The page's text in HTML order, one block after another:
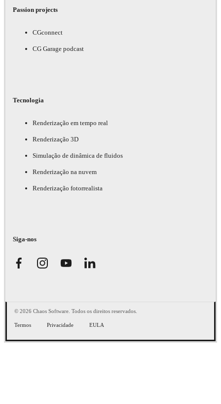
Passion projects
CGconnect
CG Garage podcast
Tecnologia
Renderização em tempo real
Renderização 3D
Simulação de dinâmica de fluidos
Renderização na nuvem
Renderização fotorrealista
Siga-nos
© 2026 Chaos Software. Todos os direitos reservados.
Termos Privacidade EULA